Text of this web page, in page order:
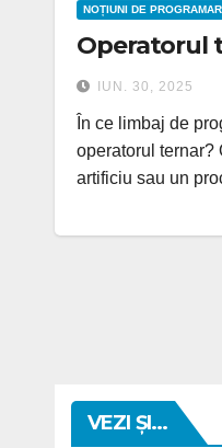
NOȚIUNI DE
Operatorul
IUN. 30, 2025
În ce limbaj de
operatorul ternar?
artificiu sau un
VEZI ȘI...